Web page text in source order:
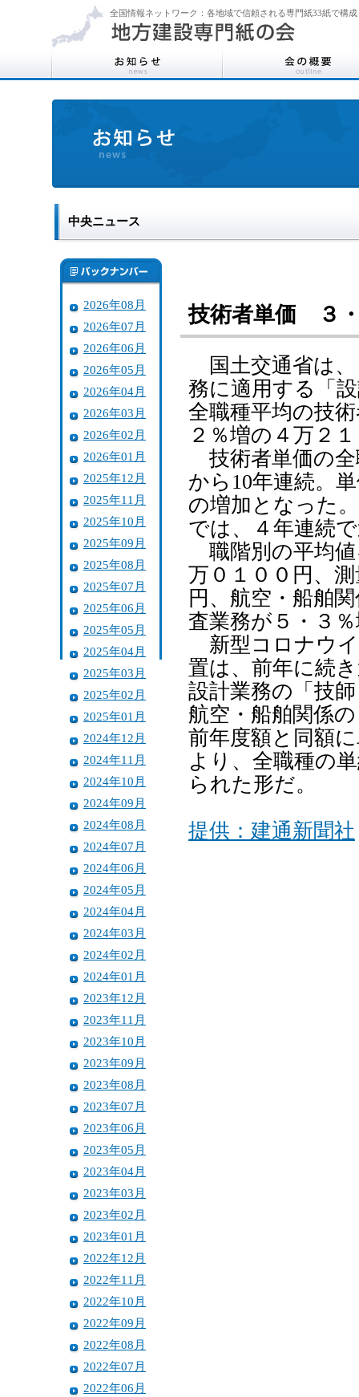
全国情報ネットワーク：各地域で信頼される専門紙33紙で構成
中央ニュース
2026年08月
2026年07月
2026年06月
2026年05月
2026年04月
2026年03月
2026年02月
2026年01月
2025年12月
2025年11月
2025年10月
2025年09月
2025年08月
2025年07月
2025年06月
2025年05月
2025年04月
2025年03月
2025年02月
2025年01月
2024年12月
2024年11月
2024年10月
2024年09月
2024年08月
2024年07月
2024年06月
2024年05月
2024年04月
2024年03月
2024年02月
2024年01月
2023年12月
2023年11月
2023年10月
2023年09月
2023年08月
2023年07月
2023年06月
2023年05月
2023年04月
2023年03月
2023年02月
2023年01月
2022年12月
2022年11月
2022年10月
2022年09月
2022年08月
2022年07月
2022年06月
技術者単価 ３
国土交通省は、
務に適用する「
全職種平均の技
２％増の４万２
技術者単価の全
から10年連続。
の増加となった
では、４年連続
職階別の平均値
万０１００円、
円、航空・船舶
査業務が５・３
新型コロナウ
置は、前年に続
設計業務の「技
航空・船舶関係
前年度額と同額
より、全職種の
られた形だ。
提供：建通新聞社